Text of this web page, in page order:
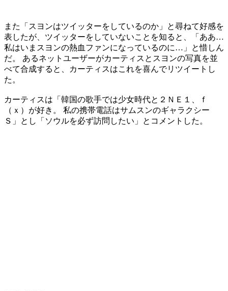
また「スヨンはツイッターをしているのか」と尋ねて好感を
表したが、ツイッターをしていないことを知ると、「ああ…
私はいまスヨンの熱血ファンになっているのに…」と惜しん
だ。 あるネットユーザーがカーティスとスヨンの写真を並
べて合成すると、カーティスはこれを喜んでリツイートし
た。
カーティスは「韓国の歌手では少女時代と２ＮＥ１、ｆ
（ｘ）が好き。 私の携帯電話はサムスンのギャラクシー
Ｓ」とし「ソウルを必ず訪問したい」とコメントした。